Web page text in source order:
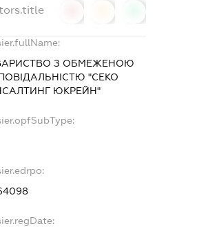
З ОБМЕЖЕНОЮ
"СЕКО
ЮКРЕЙН"